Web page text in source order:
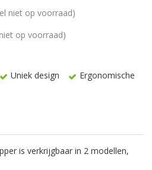
niet op voorraad)
op voorraad)
Uniek design
Ergonomische
is verkrijgbaar in 2 modellen,